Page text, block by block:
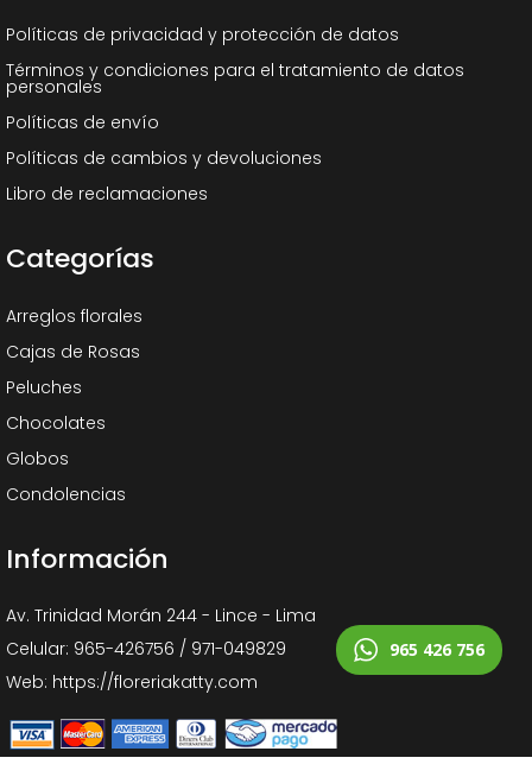
Políticas de privacidad y protección de datos
Términos y condiciones para el tratamiento de datos
personales
Políticas de envío
Políticas de cambios y devoluciones
Libro de reclamaciones
Categorías
Arreglos florales
Cajas de Rosas
Peluches
Chocolates
Globos
Condolencias
Información
Av. Trinidad Morán 244 - Lince - Lima
Celular: 965-426756 / 971-049829
Web: https://floreriakatty.com
965 426 756